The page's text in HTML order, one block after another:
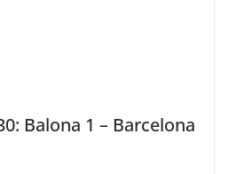
Balona 1 – Barcelona